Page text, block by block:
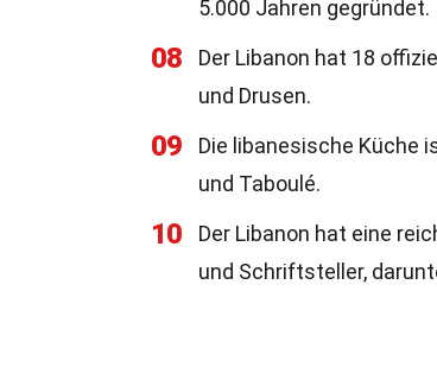
5.000 Jahren gegründet.
08
Der Libanon hat 18
und Drusen.
09 Die libanesische Küche
und Taboulé.
10
Der Libanon hat eine
und Schriftsteller,